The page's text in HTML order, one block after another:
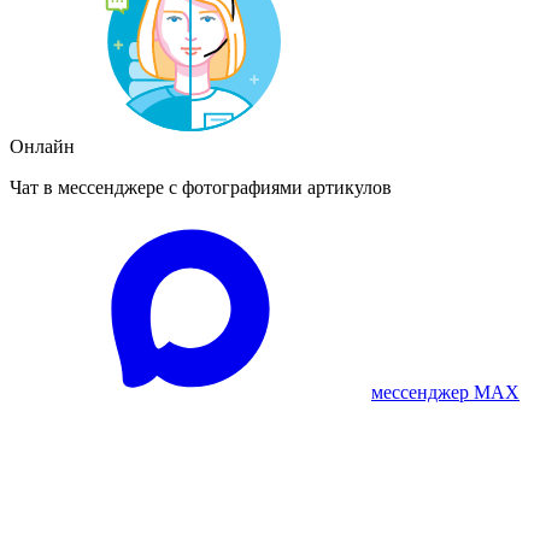
Онлайн
Чат в мессенджере с фотографиями артикулов
мессенджер MAX